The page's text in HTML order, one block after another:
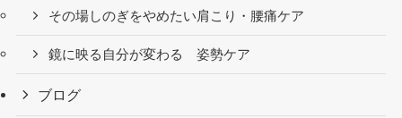
その場しのぎをやめたい肩こり・腰痛ケア
鏡に映る自分が変わる 姿勢ケア
ブログ